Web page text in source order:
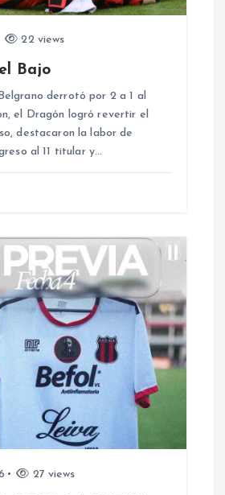
22 views
Bajo
derrotó por 2 a 1 al
el Dragón logró revertir el
destacaron la labor de
al 11 titular y…
27 views